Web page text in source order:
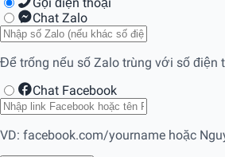
Chat Zalo
Để trống nếu số Zalo trùng với số điện
Chat Facebook
VD: facebook.com/yourname hoặc